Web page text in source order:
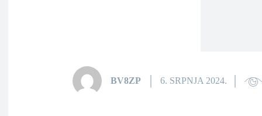
BV8ZP 6. SRPNJA 2024.